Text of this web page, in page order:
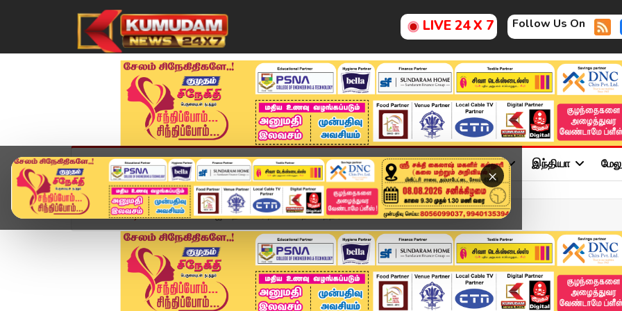
LIVE 24 X 7 Follow Us On
×
முகப்பு விளையாட்டு அண்மை தமிழ்நாடு சினிமா அரசியல் விளையாட்டு இந்தியா
Home வீடியோ ஸ்டோரி பாஜக தலைவர் நயினார் நாகேந்திரன் விளக்கம் – என்ன...